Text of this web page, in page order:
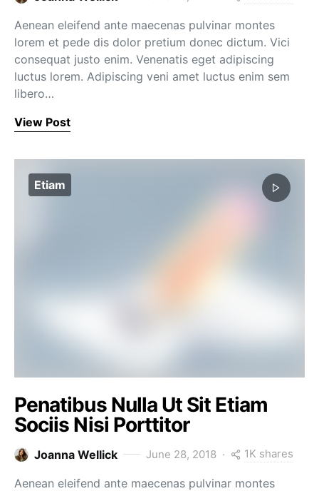
Aenean eleifend ante maecenas pulvinar montes
lorem et pede dis dolor pretium donec dictum. Vici
consequat justo enim. Venenatis eget adipiscing
luctus lorem. Adipiscing veni amet luctus enim sem
libero…
View Post
Etiam
Penatibus Nulla Ut Sit Etiam
Sociis Nisi Porttitor
Joanna Wellick June 28, 2018 1K shares
Aenean eleifend ante maecenas pulvinar montes